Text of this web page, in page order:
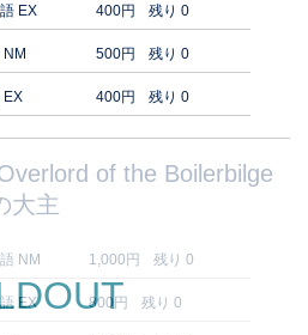
EX 400円 残り 0
NM 500円 残り 0
EX 400円 残り 0
of the Boilerbilge
大主
NM 1,000円 残り 0
EX 800円 残り 0